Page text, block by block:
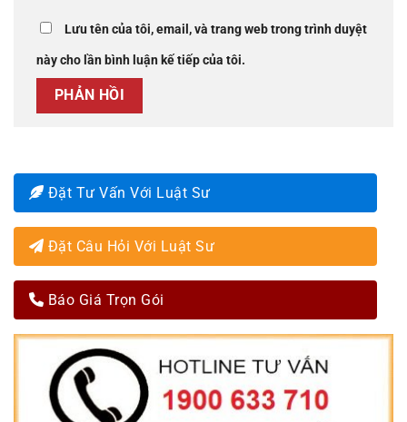
Lưu tên của tôi, email, và trang web trong trình duyệt
này cho lần bình luận kế tiếp của tôi.
Đặt Tư Vấn Với Luật Sư
Đặt Câu Hỏi Với Luật Sư
Báo Giá Trọn Gói